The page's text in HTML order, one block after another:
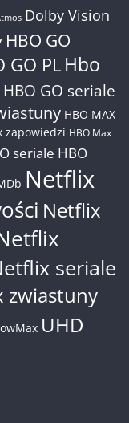
Dolby Vision
HBO GO
GO PL Hbo
HBO GO seriale
HBO MAX
zapowiedzi HBO Max
seriale HBO
Netflix
Netflix
seriale
zwiastuny
UHD